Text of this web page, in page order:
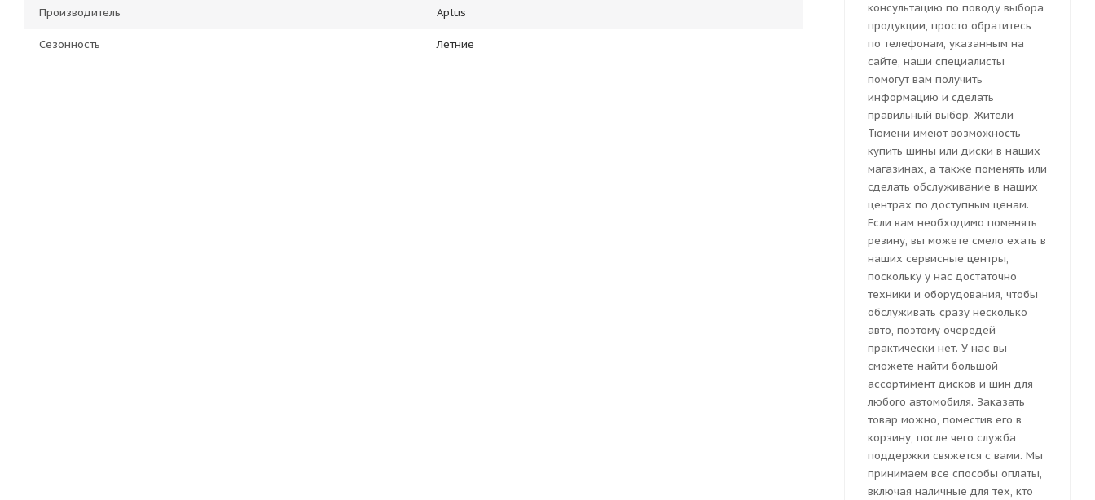
Производитель Aplus
Сезонность Летние
консультацию по поводу выбора
продукции, просто обратитесь
по телефонам, указанным на
сайте, наши специалисты
помогут вам получить
информацию и сделать
правильный выбор. Жители
Тюмени имеют возможность
купить шины или диски в наших
магазинах, а также поменять или
сделать обслуживание в наших
центрах по доступным ценам.
Если вам необходимо поменять
резину, вы можете смело ехать в
наших сервисные центры,
поскольку у нас достаточно
техники и оборудования, чтобы
обслуживать сразу несколько
авто, поэтому очередей
практически нет. У нас вы
сможете найти большой
ассортимент дисков и шин для
любого автомобиля. Заказать
товар можно, поместив его в
корзину, после чего служба
поддержки свяжется с вами. Мы
принимаем все способы оплаты,
включая наличные для тех, кто
8 800 302-02-51